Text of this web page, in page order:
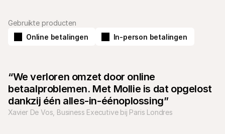
Portaal voor developers
Ontdek documentatie en updates voor developers
Libraries
Integreer Mollie met kant-en-klare pakketten
Discord community
“We verloren omzet door online
betaalproblemen. Met Mollie is dat opgelost
dankzij één alles-in-éénoplossing”
Xavier De Vos, Business Executive bij Paris Londres
Gebruikte producten
Online betalingen
In-person betalingen